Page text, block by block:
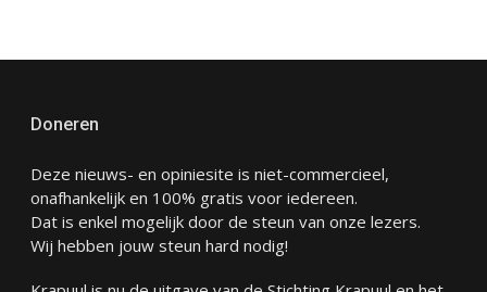
Doneren
Deze nieuws- en opiniesite is niet-commercieel,
onafhankelijk en 100% gratis voor iedereen.
Dat is enkel mogelijk door de steun van onze lezers.
Wij hebben jouw steun hard nodig!